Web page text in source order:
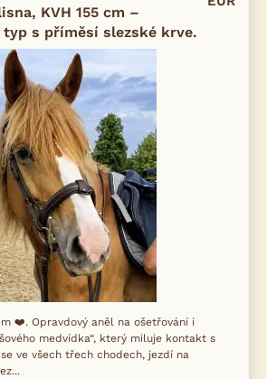
KVH 155 cm –
s příměsí slezské krve.
❤️. Opravdový aněl na ošetřování i
medvídka“, který miluje kontakt s
ve všech třech chodech, jezdí na